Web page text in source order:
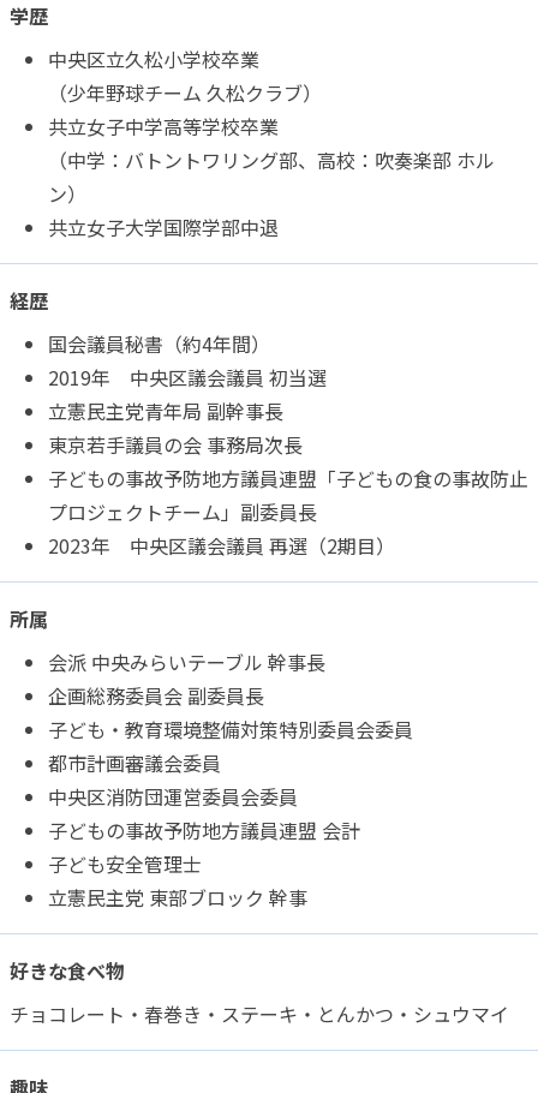
学歴
中央区立久松小学校卒業
（少年野球チーム 久松クラブ）
共立女子中学高等学校卒業
（中学：バトントワリング部、高校：吹奏楽部 ホル
ン）
共立女子大学国際学部中退
経歴
国会議員秘書（約4年間）
2019年 中央区議会議員 初当選
立憲民主党青年局 副幹事長
東京若手議員の会 事務局次長
子どもの事故予防地方議員連盟「子どもの食の事故防止
プロジェクトチーム」副委員長
2023年 中央区議会議員 再選（2期目）
所属
会派 中央みらいテーブル 幹事長
企画総務委員会 副委員長
子ども・教育環境整備対策特別委員会委員
都市計画審議会委員
中央区消防団運営委員会委員
子どもの事故予防地方議員連盟 会計
子ども安全管理士
立憲民主党 東部ブロック 幹事
好きな食べ物
チョコレート・春巻き・ステーキ・とんかつ・シュウマイ